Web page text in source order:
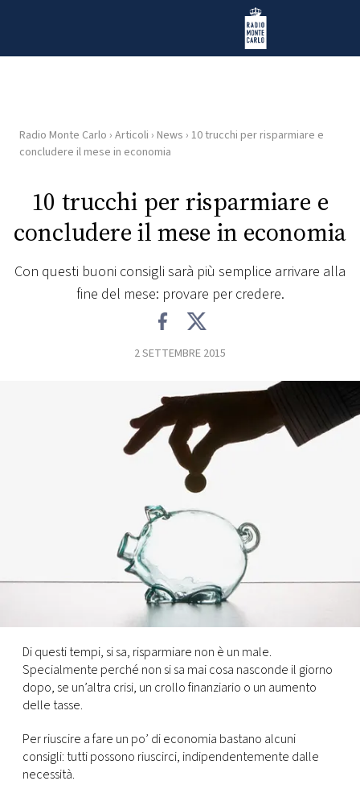
Radio Monte Carlo
HOME
RADIO
WEB
PLAYLIST
TV
PRINCIPATO
DI
MONACO
RMC
Radio Monte Carlo › Articoli › News › 10 trucchi per risparmiare e
concludere il mese in economia
10 trucchi per risparmiare e
concludere il mese in economia
Con questi buoni consigli sarà più semplice arrivare alla
fine del mese: provare per credere.
2 SETTEMBRE 2015
Di questi tempi, si sa, risparmiare non è un male.
Specialmente perché non si sa mai cosa nasconde il giorno
dopo, se un’altra crisi, un crollo finanziario o un aumento
delle tasse.
Per riuscire a fare un po’ di economia bastano alcuni
consigli: tutti possono riuscirci, indipendentemente dalle
necessità.